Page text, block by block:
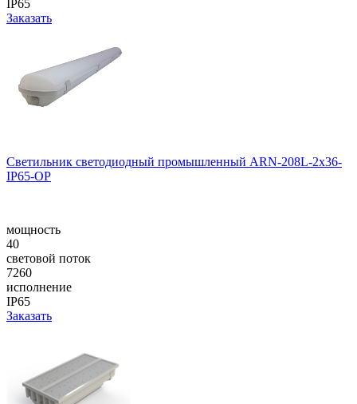
IP65
Заказать
Светильник светодиодный промышленный ARN-208L-2x36-
IP65-OP
мощность
40
световой поток
7260
исполнение
IP65
Заказать